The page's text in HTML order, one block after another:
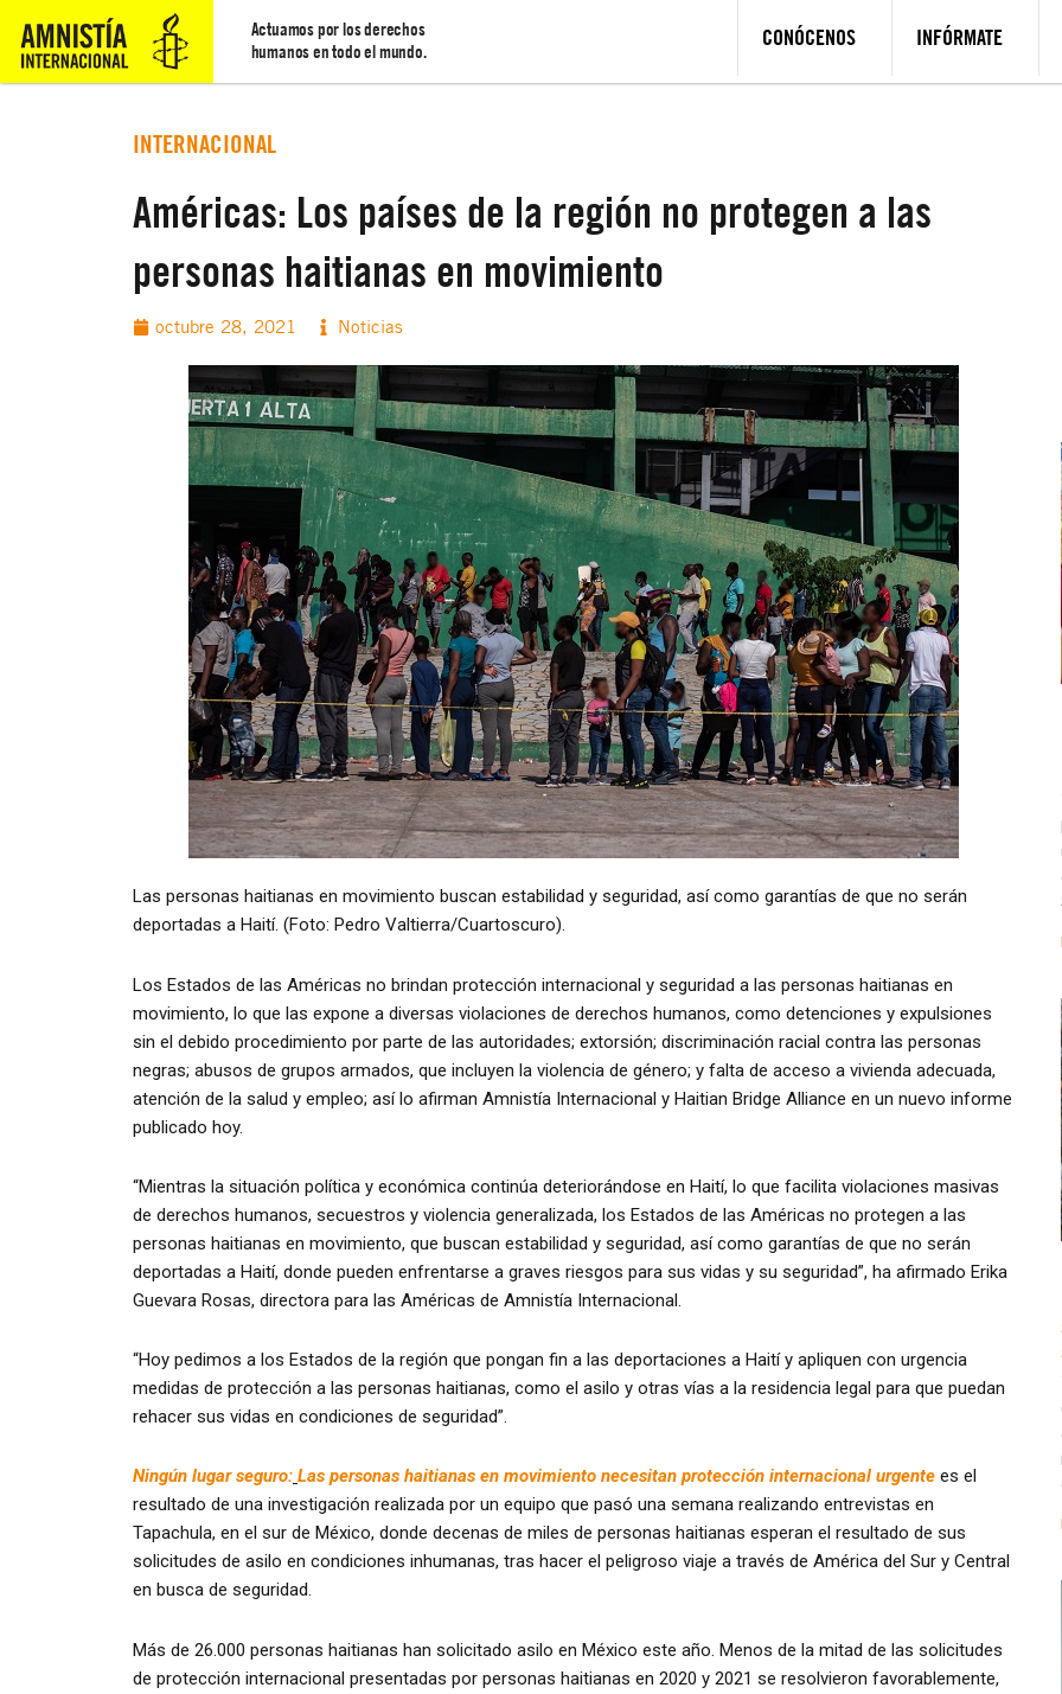
Actuamos por los derechos
humanos en todo el mundo.
CONÓCENOS INFÓRMATE
INTERNACIONAL
Américas: Los países de la región no protegen a las
personas haitianas en movimiento
octubre 28, 2021 Noticias
Las personas haitianas en movimiento buscan estabilidad y seguridad, así como garantías de que no serán
deportadas a Haití. (Foto: Pedro Valtierra/Cuartoscuro).
Los Estados de las Américas no brindan protección internacional y seguridad a las personas haitianas en
movimiento, lo que las expone a diversas violaciones de derechos humanos, como detenciones y expulsiones
sin el debido procedimiento por parte de las autoridades; extorsión; discriminación racial contra las personas
negras; abusos de grupos armados, que incluyen la violencia de género; y falta de acceso a vivienda adecuada,
atención de la salud y empleo; así lo afirman Amnistía Internacional y Haitian Bridge Alliance en un nuevo informe
publicado hoy.
“Mientras la situación política y económica continúa deteriorándose en Haití, lo que facilita violaciones masivas
de derechos humanos, secuestros y violencia generalizada, los Estados de las Américas no protegen a las
personas haitianas en movimiento, que buscan estabilidad y seguridad, así como garantías de que no serán
deportadas a Haití, donde pueden enfrentarse a graves riesgos para sus vidas y su seguridad”, ha afirmado Erika
Guevara Rosas, directora para las Américas de Amnistía Internacional.
“Hoy pedimos a los Estados de la región que pongan fin a las deportaciones a Haití y apliquen con urgencia
medidas de protección a las personas haitianas, como el asilo y otras vías a la residencia legal para que puedan
rehacer sus vidas en condiciones de seguridad”.
Ningún lugar seguro: Las personas haitianas en movimiento necesitan protección internacional urgente es el
resultado de una investigación realizada por un equipo que pasó una semana realizando entrevistas en
Tapachula, en el sur de México, donde decenas de miles de personas haitianas esperan el resultado de sus
solicitudes de asilo en condiciones inhumanas, tras hacer el peligroso viaje a través de América del Sur y Central
en busca de seguridad.
Más de 26.000 personas haitianas han solicitado asilo en México este año. Menos de la mitad de las solicitudes
de protección internacional presentadas por personas haitianas en 2020 y 2021 se resolvieron favorablemente,